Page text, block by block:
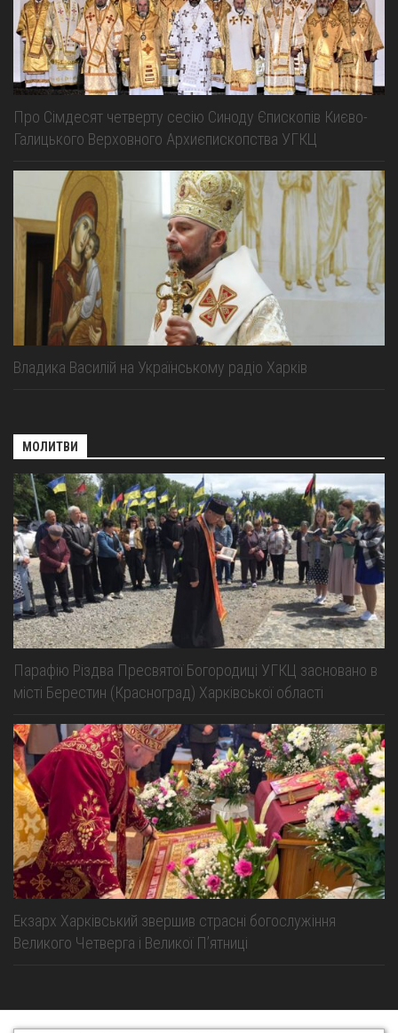
Про Сімдесят четверту сесію Синоду Єпископів Києво-
Галицького Верховного Архиєпископства УГКЦ
Владика Василій на Українському радіо Харків
МОЛИТВИ
Парафію Різдва Пресвятої Богородиці УГКЦ засновано в
місті Берестин (Красноград) Харківської області
Екзарх Харківський звершив страсні богослужіння
Великого Четверга і Великої Пʼятниці